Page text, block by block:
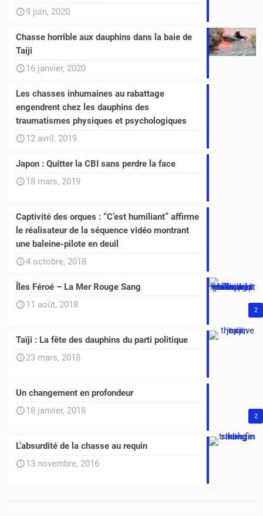
9 juin, 2020
Chasse horrible aux dauphins dans la baie de
Taiji
16 janvier, 2020
Les chasses inhumaines au rabattage
engendrent chez les dauphins des
traumatismes physiques et psychologiques
12 avril, 2019
Japon : Quitter la CBI sans perdre la face
18 mars, 2019
Captivité des orques : “C’est humiliant” affirme
le réalisateur de la séquence vidéo montrant
une baleine-pilote en deuil
4 octobre, 2018
2
Îles Féroé – La Mer Rouge Sang
11 août, 2018
Taïji : La fête des dauphins du parti politique
23 mars, 2018
2
Un changement en profondeur
18 janvier, 2018
L’absurdité de la chasse au requin
13 novembre, 2016